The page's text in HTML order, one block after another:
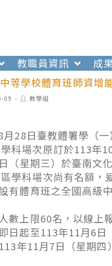
教職員資訊 成
等學校體育班師資增
09
Post教學組
28日臺教體署學（
科場次原訂於113年
（星期三）於臺南文
學科場次尚有名額，
體育班之全國高級中
上限60名，以線上報
起至113年11月6日
11月7日（星期四